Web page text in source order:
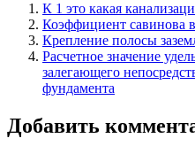
К 1 это какая
Коэффициент савинова
Крепление полосы
Расчетное значение
залегающего
фундамента
Добавить